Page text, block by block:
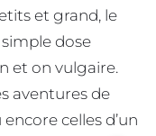
et grand, le
dose
et on vulgaire.
aventures de
celles d’un